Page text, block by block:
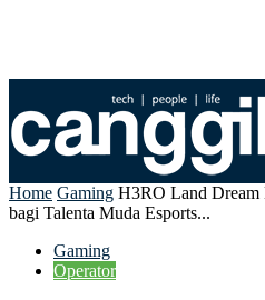
Home Gaming H3RO Land Dream
bagi Talenta Muda Esports...
Gaming
Operator